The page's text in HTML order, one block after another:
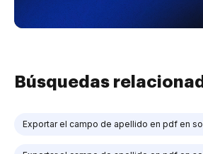
Búsquedas
Exportar el campo de apellido en pdf en